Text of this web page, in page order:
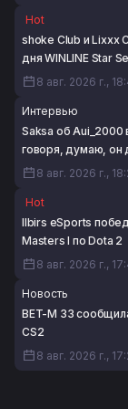
Hot
shoke Club и Lixxx
дня WINLINE Star
8 авг. 2026 г.,
Интервью
Saksa об Aui_2000
говоря, думаю, он
8 авг. 2026 г.,
Hot
Ilbirs eSports
Masters I по Dota 2
8 авг. 2026 г.,
Новость
BET-M 33
CS2
8 авг. 2026 г.,